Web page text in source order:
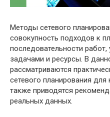
Методы сетевого
совокупность подходов к
последовательности
задачами и ресурсы. В
рассматриваются
сетевого планирования
также приводятся
реальных данных.